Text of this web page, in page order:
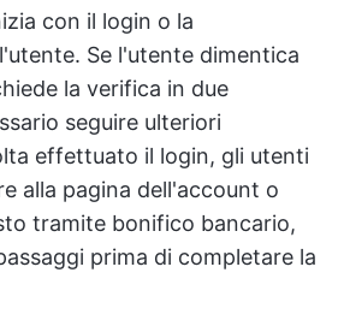
con il login o la
Se l'utente dimentica
la verifica in due
seguire ulteriori
effettuato il login, gli utenti
alla pagina dell'account o
tramite bonifico bancario,
prima di completare la